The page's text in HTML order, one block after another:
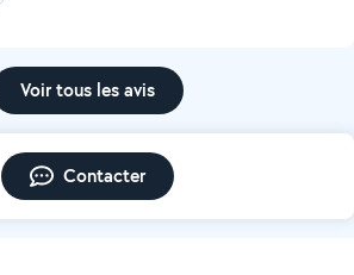
Voir tous les avis
Contacter